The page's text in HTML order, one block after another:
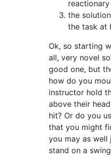
the
the task at
Ok, so starting
all, very novel
good one, but
how do you
instructor hold
above their
hit? Or do you
that you might
you may as
stand on a